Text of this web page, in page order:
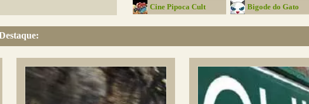
Cine Pipoca Cult
Bigode do Gato